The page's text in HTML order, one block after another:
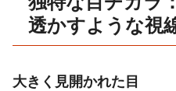
透かすような視
大きく見開かれた目